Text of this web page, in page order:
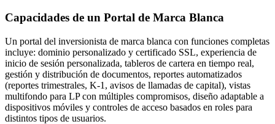
Capacidades de un Portal de Marca Blanca
Un portal del inversionista de marca blanca con funciones completas
incluye: dominio personalizado y certificado SSL, experiencia de
inicio de sesión personalizada, tableros de cartera en tiempo real,
gestión y distribución de documentos, reportes automatizados
(reportes trimestrales, K-1, avisos de llamadas de capital), vistas
multifondo para LP con múltiples compromisos, diseño adaptable a
dispositivos móviles y controles de acceso basados en roles para
distintos tipos de usuarios.